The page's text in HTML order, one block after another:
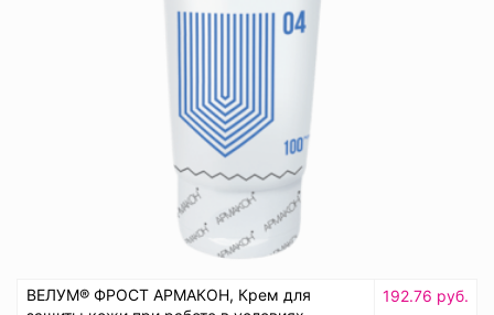
ВЕЛУМ® ФРОСТ АРМАКОН, Крем для
192.76 руб.